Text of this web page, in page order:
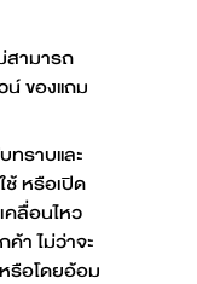
สามารถ
น์ ของแถม
ทราบและ
หรือเปิด
ลื่อนไหว
า ไม่ว่าจะ
รือโดยอ้อม